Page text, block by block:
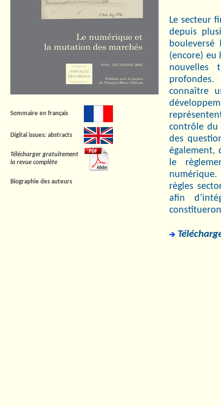
Sommaire en français
Digital issues: abstracts
Télécharger gratuitement
la revue complète
Biographie des auteurs
Le secteur
depuis
(encore) eu
nouvelles
connaître
contrôle du
des
également,
le
règles
afin